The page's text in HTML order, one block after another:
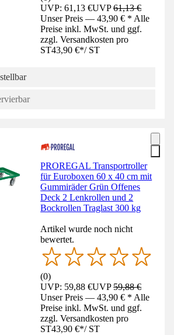
UVP: 61,13 €UVP61,13 €
Unser Preis — 43,90 € * Alle
Preise inkl. MwSt. und ggf.
zzgl. Versandkosten pro
ST43,90 €*/ ST
PROREGAL Transportroller
für Euroboxen 60 x 40 cm mit
Gummiräder Grün Offenes
Deck 2 Lenkrollen und 2
Bockrollen Traglast 300 kg
Artikel wurde noch nicht
bewertet.
(0)
UVP: 59,88 €UVP59,88 €
Unser Preis — 43,90 € * Alle
Preise inkl. MwSt. und ggf.
zzgl. Versandkosten pro
ST43,90 €*/ ST